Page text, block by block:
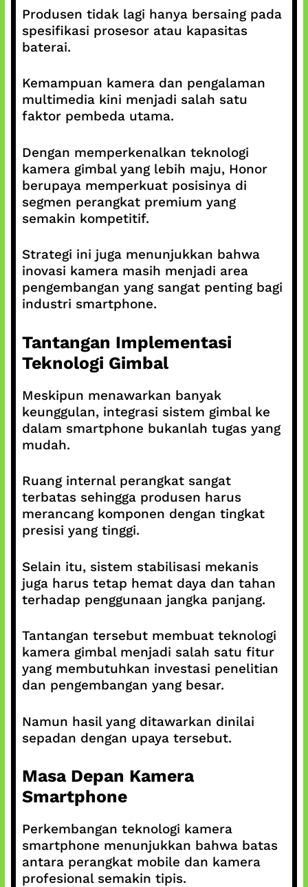
Produsen tidak lagi hanya bersaing pada
spesifikasi prosesor atau kapasitas
baterai.
Kemampuan kamera dan pengalaman
multimedia kini menjadi salah satu
faktor pembeda utama.
Dengan memperkenalkan teknologi
kamera gimbal yang lebih maju, Honor
berupaya memperkuat posisinya di
segmen perangkat premium yang
semakin kompetitif.
Strategi ini juga menunjukkan bahwa
inovasi kamera masih menjadi area
pengembangan yang sangat penting bagi
industri smartphone.
Tantangan Implementasi
Teknologi Gimbal
Meskipun menawarkan banyak
keunggulan, integrasi sistem gimbal ke
dalam smartphone bukanlah tugas yang
mudah.
Ruang internal perangkat sangat
terbatas sehingga produsen harus
merancang komponen dengan tingkat
presisi yang tinggi.
Selain itu, sistem stabilisasi mekanis
juga harus tetap hemat daya dan tahan
terhadap penggunaan jangka panjang.
Tantangan tersebut membuat teknologi
kamera gimbal menjadi salah satu fitur
yang membutuhkan investasi penelitian
dan pengembangan yang besar.
Namun hasil yang ditawarkan dinilai
sepadan dengan upaya tersebut.
Masa Depan Kamera
Smartphone
Perkembangan teknologi kamera
smartphone menunjukkan bahwa batas
antara perangkat mobile dan kamera
profesional semakin tipis.